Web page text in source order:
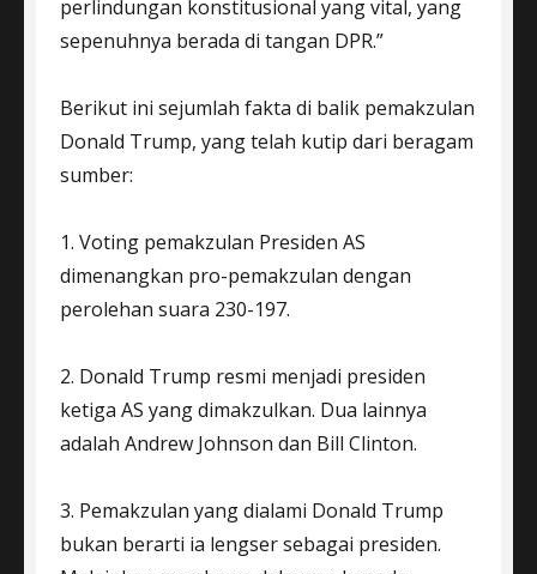
perlindungan konstitusional yang vital, yang
sepenuhnya berada di tangan DPR.”
Berikut ini sejumlah fakta di balik pemakzulan
Donald Trump, yang telah kutip dari beragam
sumber:
1. Voting pemakzulan Presiden AS
dimenangkan pro-pemakzulan dengan
perolehan suara 230-197.
2. Donald Trump resmi menjadi presiden
ketiga AS yang dimakzulkan. Dua lainnya
adalah Andrew Johnson dan Bill Clinton.
3. Pemakzulan yang dialami Donald Trump
bukan berarti ia lengser sebagai presiden.